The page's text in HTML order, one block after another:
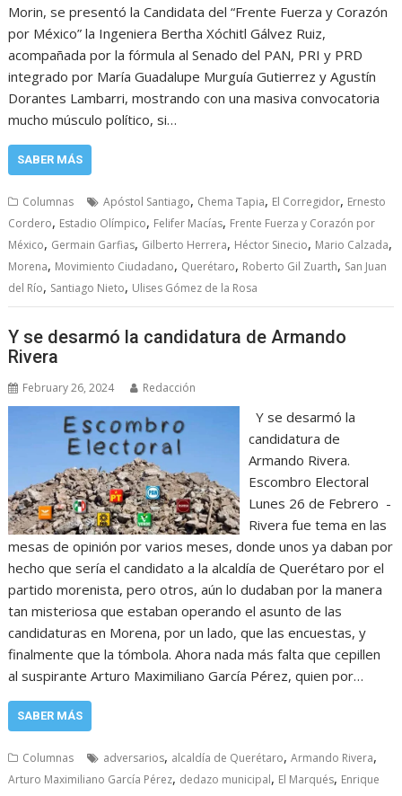
Morin, se presentó la Candidata del “Frente Fuerza y Corazón
por México” la Ingeniera Bertha Xóchitl Gálvez Ruiz,
acompañada por la fórmula al Senado del PAN, PRI y PRD
integrado por María Guadalupe Murguía Gutierrez y Agustín
Dorantes Lambarri, mostrando con una masiva convocatoria
mucho músculo político, si…
SABER MÁS
Columnas Apóstol Santiago, Chema Tapia, El Corregidor, Ernesto
Cordero, Estadio Olímpico, Felifer Macías, Frente Fuerza y Corazón por
México, Germain Garfias, Gilberto Herrera, Héctor Sinecio, Mario Calzada,
Morena, Movimiento Ciudadano, Querétaro, Roberto Gil Zuarth, San Juan
del Río, Santiago Nieto, Ulises Gómez de la Rosa
Y se desarmó la candidatura de Armando
Rivera
February 26, 2024 Redacción
Y se desarmó la
candidatura de
Armando Rivera.
Escombro Electoral
Lunes 26 de Febrero -
Rivera fue tema en las
mesas de opinión por varios meses, donde unos ya daban por
hecho que sería el candidato a la alcaldía de Querétaro por el
partido morenista, pero otros, aún lo dudaban por la manera
tan misteriosa que estaban operando el asunto de las
candidaturas en Morena, por un lado, que las encuestas, y
finalmente que la tómbola. Ahora nada más falta que cepillen
al suspirante Arturo Maximiliano García Pérez, quien por…
SABER MÁS
Columnas adversarios, alcaldía de Querétaro,Armando Rivera,
Arturo Maximiliano García Pérez, dedazo municipal, El Marqués, Enrique